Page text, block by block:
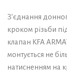
З’єднання
кроком різьби
клапан KFA
монтується не
натисненням на